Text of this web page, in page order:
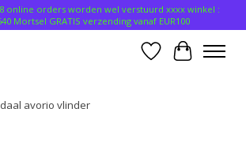
8 online orders worden wel verstuurd xxxx winkel :
Mortsel GRATIS verzending vanaf EUR100
Verlanglijst
avorio vlinder